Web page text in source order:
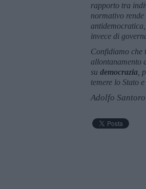
rapporto tra
normativo
invece di
Confidiamo che
allontanamento
su democrazia ,
temere lo Stato
Adolfo Santoro